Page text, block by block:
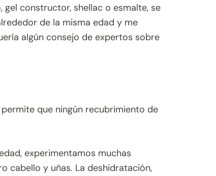
gel constructor, shellac o esmalte, se
de la misma edad y me
algún consejo de expertos sobre
que ningún recubrimiento de
experimentamos muchas
cabello y uñas. La deshidratación,